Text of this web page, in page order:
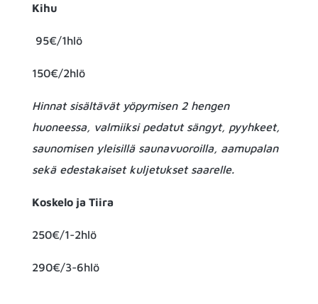
Kihu
95€/1hlö
150€/2hlö
Hinnat sisältävät yöpymisen 2 hengen
huoneessa, valmiiksi pedatut sängyt, pyyhkeet,
saunomisen yleisillä saunavuoroilla, aamupalan
sekä edestakaiset kuljetukset saarelle.
Koskelo ja Tiira
250€/1-2hlö
290€/3-6hlö